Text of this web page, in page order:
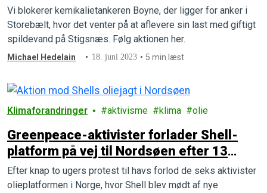
Vi blokerer kemikalietankeren Boyne, der ligger for anker i
Storebælt, hvor det venter på at aflevere sin last med giftigt
spildevand på Stigsnæs. Følg aktionen her.
Michael Hedelain 18. juni 2023 5 min læst
Klimaforandringer aktivisme klima olie
Greenpeace-aktivister forlader Shell-
platform på vej til Nordsøen efter 13
dages protest
Efter knap to ugers protest til havs forlod de seks aktivister
olieplatformen i Norge, hvor Shell blev mødt af nye